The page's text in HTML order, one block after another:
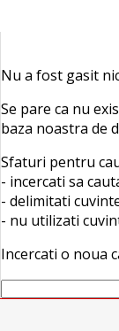
Nu a fost gasit
Se pare ca nu
baza noastra de
Sfaturi pentru
- incercati sa
- delimitati
- nu utilizati
Incercati o noua